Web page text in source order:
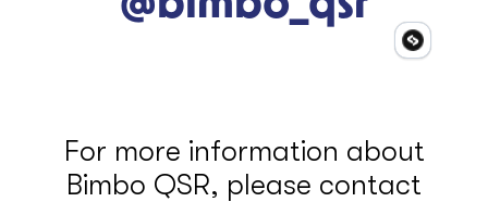
For more information about
Bimbo QSR, please contact